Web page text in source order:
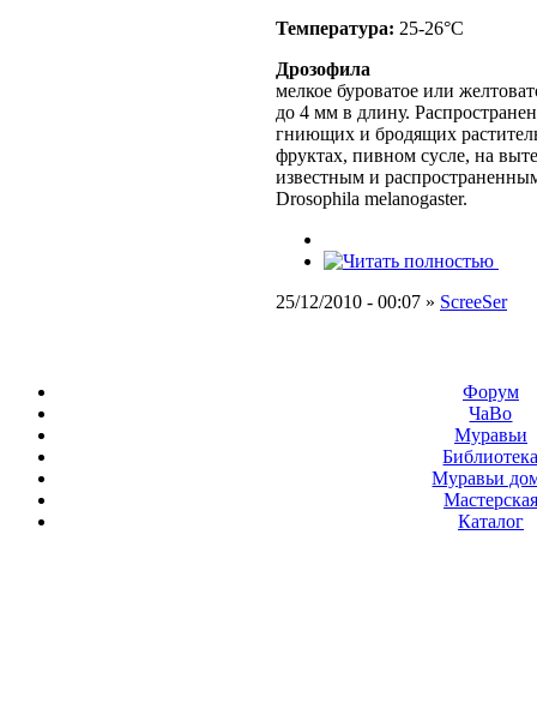
Температура: 25-26°C
Дрозофила
мелкое буроватое или
до 4 мм в длину.
гниющих и бродящих
фруктах, пивном сусле, на
известным и
Drosophila melanogaster.
25/12/2010 - 00:07 » ScreeSer
Форум
ЧаВо
Муравьи
Муравьи
Мастерская
Каталог